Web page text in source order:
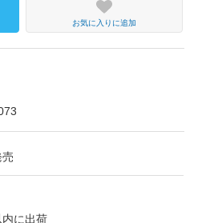
お気に入りに追加
に出荷